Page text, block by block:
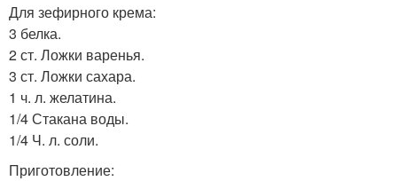
Для зефирного крема:
3 белка.
2 ст. Ложки варенья.
3 ст. Ложки сахара.
1 ч. л. желатина.
1/4 Стакана воды.
1/4 Ч. л. соли.
Приготовление: